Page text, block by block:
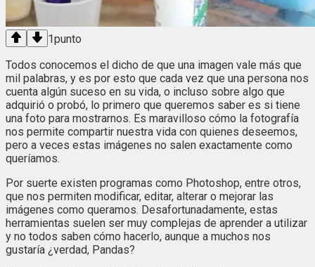
1punto
Todos conocemos el dicho de que una imagen vale más que
mil palabras, y es por esto que cada vez que una persona nos
cuenta algún suceso en su vida, o incluso sobre algo que
adquirió o probó, lo primero que queremos saber es si tiene
una foto para mostrarnos. Es maravilloso cómo la fotografía
nos permite compartir nuestra vida con quienes deseemos,
pero a veces estas imágenes no salen exactamente como
queríamos.
Por suerte existen programas como Photoshop, entre otros,
que nos permiten modificar, editar, alterar o mejorar las
imágenes como queramos. Desafortunadamente, estas
herramientas suelen ser muy complejas de aprender a utilizar
y no todos saben cómo hacerlo, aunque a muchos nos
gustaría ¿verdad, Pandas?